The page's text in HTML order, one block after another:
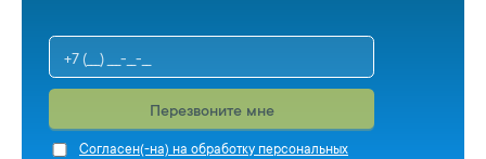
Перезвоните мне
Cогласен(-на) на обработку персональных